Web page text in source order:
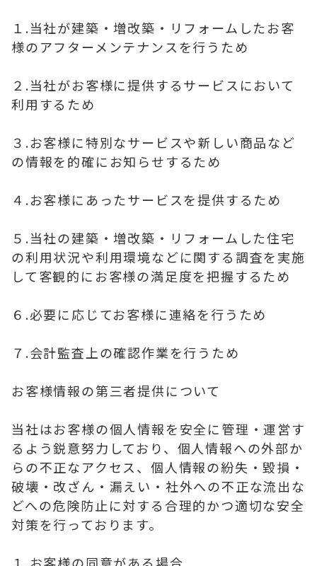
１.当社が建築・増改築・リフォームしたお客
様のアフターメンテナンスを行うため
２.当社がお客様に提供するサービスにおいて
利用するため
３.お客様に特別なサービスや新しい商品など
の情報を的確にお知らせするため
４.お客様にあったサービスを提供するため
５.当社の建築・増改築・リフォームした住宅
の利用状況や利用環境などに関する調査を実施
して客観的にお客様の満足度を把握するため
６.必要に応じてお客様に連絡を行うため
７.会計監査上の確認作業を行うため
お客様情報の第三者提供について
当社はお客様の個人情報を安全に管理・運営す
るよう鋭意努力しており、個人情報への外部か
らの不正なアクセス、個人情報の紛失・毀損・
破壊・改ざん・漏えい・社外への不正な流出な
どへの危険防止に対する合理的かつ適切な安全
対策を行っております。